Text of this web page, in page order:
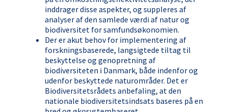
inddrager disse aspekter, og suppleres af
analyser af den samlede værdi af natur og
biodiversitet for samfundsøkonomien.
Der er akut behov for implementering af
forskningsbaserede, langsigtede tiltag til
beskyttelse og genopretning af
biodiversiteten i Danmark, både indenfor og
udenfor beskyttede naturområder. Det er
Biodiversitetsrådets anbefaling, at den
nationale biodiversitetsindsats baseres på en